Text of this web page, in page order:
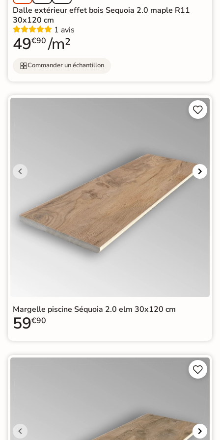
Dalle extérieur effet bois Sequoia 2.0 maple R11
30x120 cm
1 avis
49€90 /m²
Commander un échantillon


Margelle piscine Séquoia 2.0 elm 30x120 cm
59€90

